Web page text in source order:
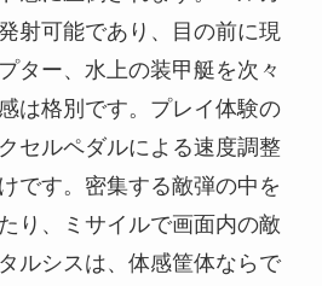
射可能であり、目の前に現
ター、水上の装甲艇を次々
は格別です。プレイ体験の
セルペダルによる速度調整
です。密集する敵弾の中を
り、ミサイルで画面内の敵
ルシスは、体感筐体ならで